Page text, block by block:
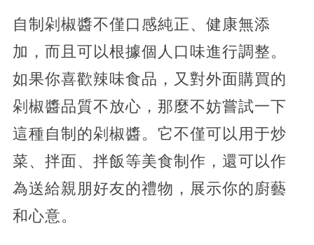
自制剁椒醬不僅口感純正、健康無添
加，而且可以根據個人口味進行調整。
如果你喜歡辣味食品，又對外面購買的
剁椒醬品質不放心，那麼不妨嘗試一下
這種自制的剁椒醬。它不僅可以用于炒
菜、拌面、拌飯等美食制作，還可以作
為送給親朋好友的禮物，展示你的廚藝
和心意。